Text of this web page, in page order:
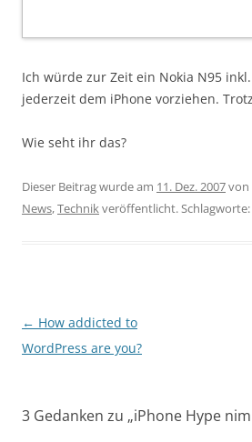
Ich würde zur Zeit ein Nokia N95
jederzeit dem iPhone vorziehen.
Wie seht ihr das?
Dieser Beitrag wurde am 11. Dez. 2007von
News,Technikveröffentlicht. Schlagworte:
Beitragsnavigation
← How addicted to
WordPress are you?
3 Gedanken zu „iPhone Hype